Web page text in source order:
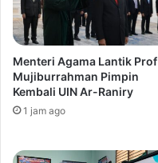
Menteri Agama Lantik Prof
Mujiburrahman Pimpin
Kembali UIN Ar-Raniry
1 jam ago